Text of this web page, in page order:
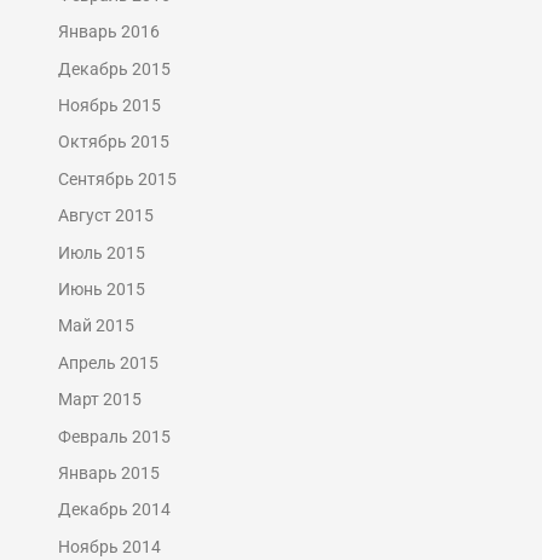
Январь 2016
Декабрь 2015
Ноябрь 2015
Октябрь 2015
Сентябрь 2015
Август 2015
Июль 2015
Июнь 2015
Май 2015
Апрель 2015
Март 2015
Февраль 2015
Январь 2015
Декабрь 2014
Ноябрь 2014